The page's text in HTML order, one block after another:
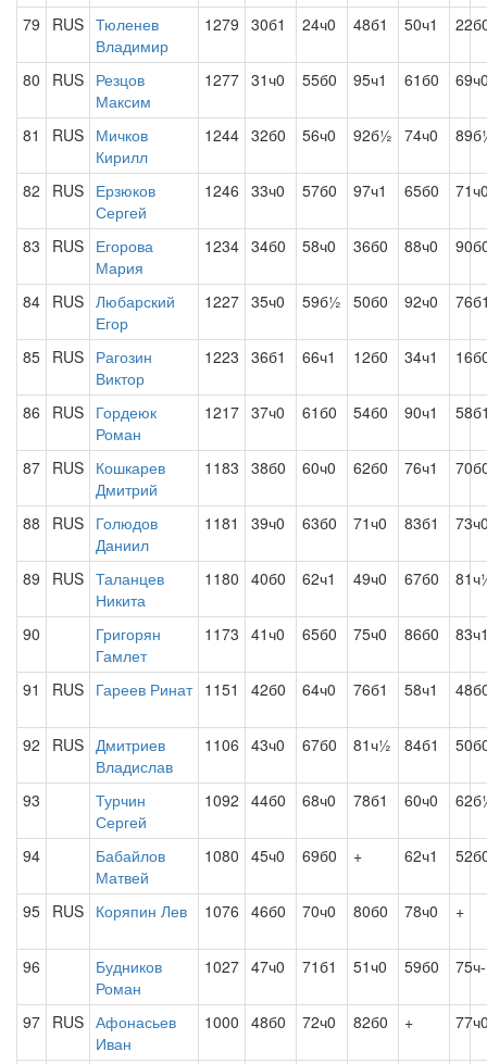
79 RUS Тюленев
Владимир
1279 30б1 24ч0 48б1 50ч1
80 RUS Резцов
Максим
1277 31ч0 55б0 95ч1 61б0
81 RUS Мичков
Кирилл
1244 32б0 56ч0 92б½ 74ч0
82 RUS Ерзюков
Сергей
1246 33ч0 57б0 97ч1 65б0
83 RUS Егорова
Мария
1234 34б0 58ч0 36б0 88ч0
84 RUS Любарский
Егор
1227 35ч0 59б½ 50б0 92ч0
85 RUS Рагозин
Виктор
1223 36б1 66ч1 12б0 34ч1
86 RUS Гордеюк
Роман
1217 37ч0 61б0 54б0 90ч1
87 RUS Кошкарев
Дмитрий
1183 38б0 60ч0 62б0 76ч1
88 RUS Голюдов
Даниил
1181 39ч0 63б0 71ч0 83б1
89 RUS Таланцев
Никита
1180 40б0 62ч1 49ч0 67б0
90
Григорян
Гамлет
1173 41ч0 65б0 75ч0 86б0
91 RUS Гареев Ринат 1151 42б0 64ч0 76б1 58ч1
92 RUS Дмитриев
Владислав
1106 43ч0 67б0 81ч½ 84б1
93
Турчин
Сергей
1092 44б0 68ч0 78б1 60ч0
94
Бабайлов
Матвей
1080 45ч0 69б0 + 62ч1
95 RUS Коряпин Лев 1076 46б0 70ч0 80б0 78ч0 +
96
Будников
Роман
1027 47ч0 71б1 51ч0 59б0 75ч-
97 RUS Афонасьев
Иван
1000 48б0 72ч0 82б0 +